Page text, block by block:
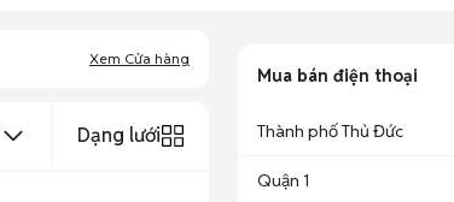
Xem Cửa hàng
Dạng lưới
Mua bán điện thoại
Thành phố Thủ Đức
Quận 1